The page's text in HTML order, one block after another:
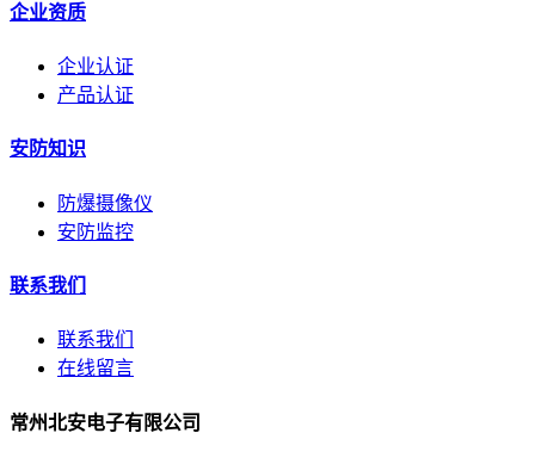
企业资质
企业认证
产品认证
安防知识
防爆摄像仪
安防监控
联系我们
联系我们
在线留言
常州北安电子有限公司